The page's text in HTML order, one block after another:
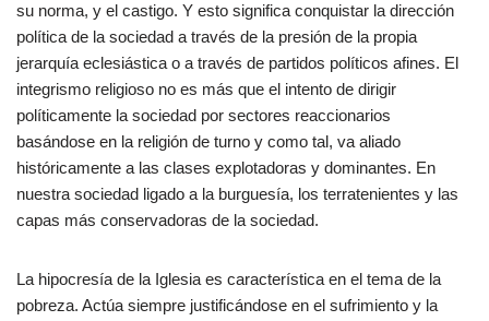
su norma, y el castigo. Y esto significa conquistar la dirección
política de la sociedad a través de la presión de la propia
jerarquía eclesiástica o a través de partidos políticos afines. El
integrismo religioso no es más que el intento de dirigir
políticamente la sociedad por sectores reaccionarios
basándose en la religión de turno y como tal, va aliado
históricamente a las clases explotadoras y dominantes. En
nuestra sociedad ligado a la burguesía, los terratenientes y las
capas más conservadoras de la sociedad.
La hipocresía de la Iglesia es característica en el tema de la
pobreza. Actúa siempre justificándose en el sufrimiento y la